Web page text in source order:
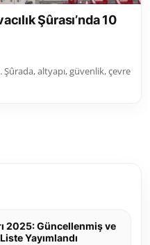
Şûrası’nda 10
Şûrada, altyapı, güvenlik, çevre
2025: Güncellenmiş ve
Yayımlandı